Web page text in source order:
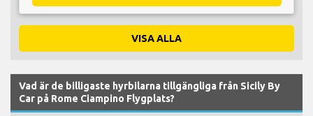
VISA ALLA
Vad är de billigaste hyrbilarna tillgängliga från Sicily By
Car på Rome Ciampino Flygplats?